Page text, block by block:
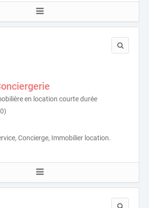
en location courte durée
Concierge, Immobilier location.